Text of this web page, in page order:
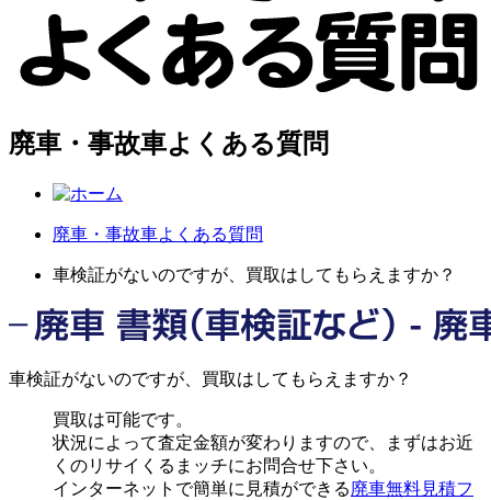
廃車・事故車よくある質問
廃車・事故車よくある質問
車検証がないのですが、買取はしてもらえますか？
車検証がないのですが、買取はしてもらえますか？
買取は可能です。
状況によって査定金額が変わりますので、まずはお近
くのリサイくるまッチにお問合せ下さい。
インターネットで簡単に見積ができる廃車無料見積フ